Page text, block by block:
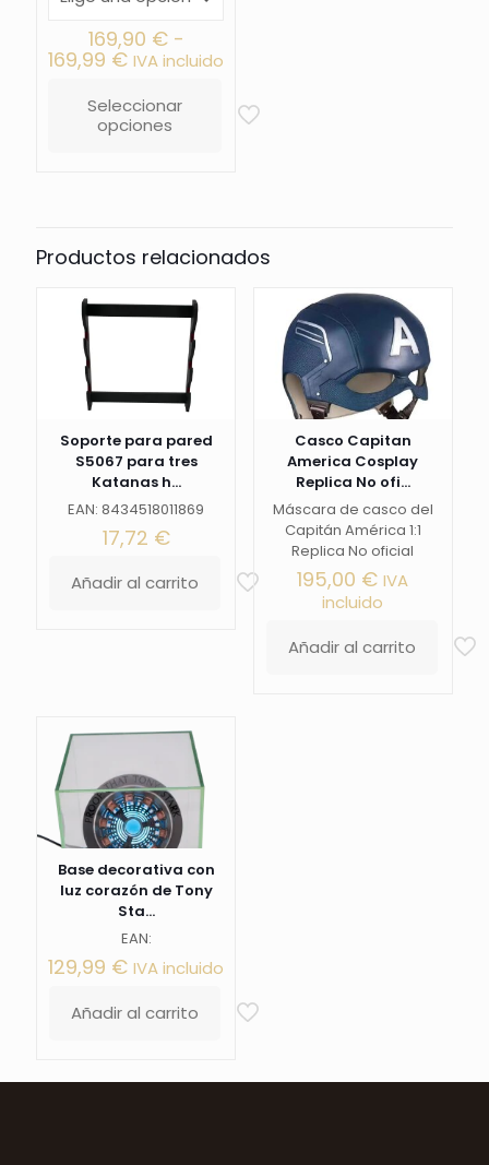
169,90 € -
169,99 €Rango
precios:
desde
IVA incluido
Seleccionar
opciones
opciones
se
elegir
página
producto
Productos relacionados
Soporte para pared
S5067 para tres
Katanas h...
EAN: 8434518011869
17,72 €
Añadir al carrito
Casco Capitan
America Cosplay
Replica No ofi...
Máscara de casco del
Capitán América 1:1
Replica No oficial
195,00 € IVA
incluido
Añadir al carrito
Base decorativa con
luz corazón de Tony
Sta...
EAN:
129,99 € IVA incluido
Añadir al carrito